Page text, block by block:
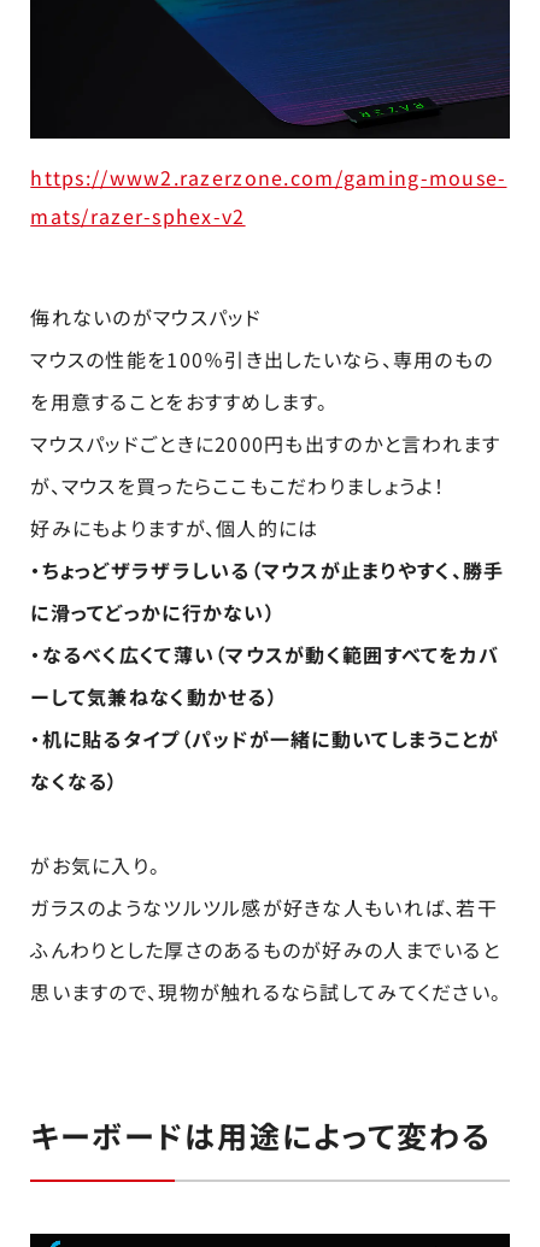
https://www2.razerzone.com/gaming-mouse-
mats/razer-sphex-v2
侮れないのがマウスパッド
マウスの性能を100％引き出したいなら、専用のもの
を用意することをおすすめします。
マウスパッドごときに2000円も出すのかと言われます
が、マウスを買ったらここもこだわりましょうよ！
好みにもよりますが、個人的には
・ちょっどザラザラしいる（マウスが止まりやすく、勝手
に滑ってどっかに行かない）
・なるべく広くて薄い（マウスが動く範囲すべてをカバ
ーして気兼ねなく動かせる）
・机に貼るタイプ（パッドが一緒に動いてしまうことが
なくなる）
がお気に入り。
ガラスのようなツルツル感が好きな人もいれば、若干
ふんわりとした厚さのあるものが好みの人までいると
思いますので、現物が触れるなら試してみてください。
キーボードは用途によって変わる